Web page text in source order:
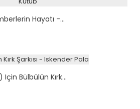
Hayatı -...
Bülbülün Kırk...